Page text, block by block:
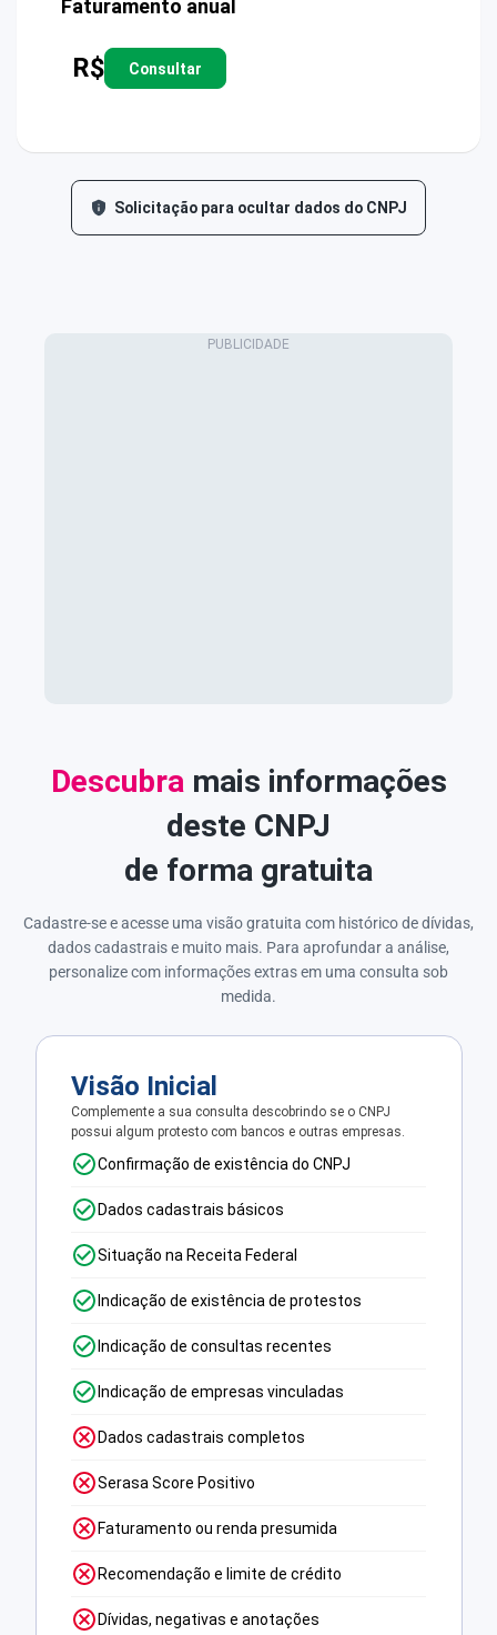
Faturamento anual
R$ Consultar
Solicitação para ocultar dados do CNPJ
Descubra mais informações
deste CNPJ
de forma gratuita
Cadastre-se e acesse uma visão gratuita com histórico de dívidas,
dados cadastrais e muito mais. Para aprofundar a análise,
personalize com informações extras em uma consulta sob
medida.
Visão Inicial
Complemente a sua consulta descobrindo se o CNPJ
possui algum protesto com bancos e outras empresas.
Confirmação de existência do CNPJ
Dados cadastrais básicos
Situação na Receita Federal
Indicação de existência de protestos
Indicação de consultas recentes
Indicação de empresas vinculadas
Dados cadastrais completos
Serasa Score Positivo
Faturamento ou renda presumida
Recomendação e limite de crédito
Dívidas, negativas e anotações